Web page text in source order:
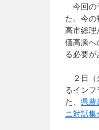
今回の
た。今の
高市総理
価高騰へ
る必要が
２日（
るイン
た、 県農
ニ対話集